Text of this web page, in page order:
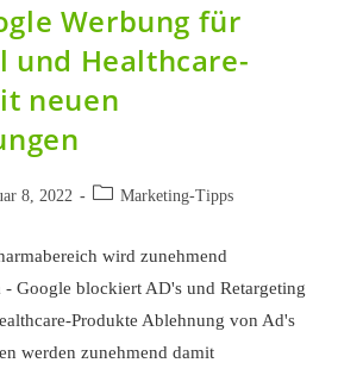
Werbung für
und Healthcare-
neuen
8, 2022
Beitrags-
Marketing-Tipps
wird zunehmend
- Google blockiert AD's und Retargeting
Produkte Ablehnung von Ad's
werden zunehmend damit